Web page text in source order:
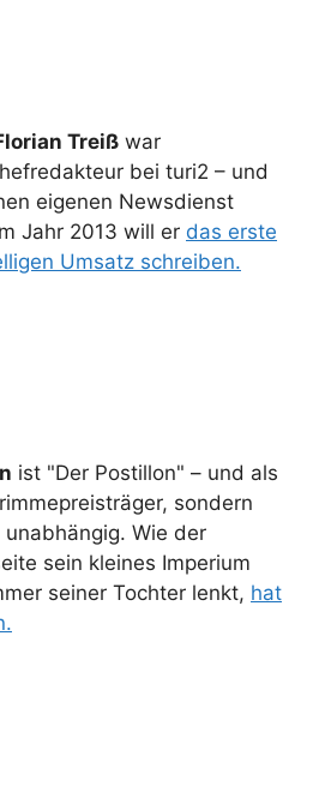
Treiß war
bei turi2 – und
eigenen Newsdienst
Jahr 2013 will er das erste
Umsatz schreiben.
ist "Der Postillon" – und als
sondern
Wie der
sein kleines Imperium
seiner Tochter lenkt, hat